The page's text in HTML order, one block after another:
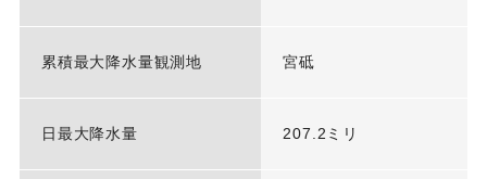
累積最大降水量観測地 宮砥
日最大降水量 207.2ミリ